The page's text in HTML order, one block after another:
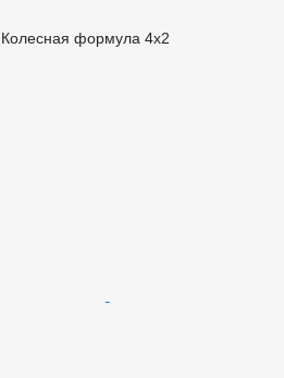
Колесная формула 4x2